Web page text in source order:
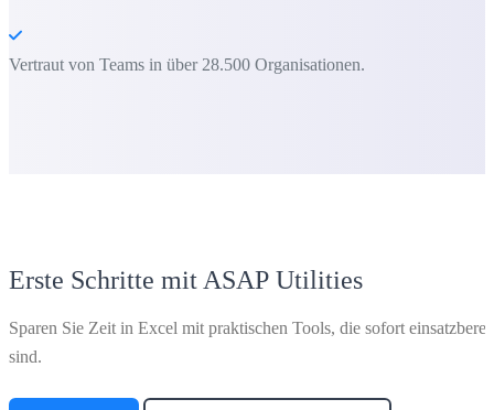
Vertraut von Teams in über 28.500 Organisationen.
Erste Schritte mit ASAP Utilities
Sparen Sie Zeit in Excel mit praktischen Tools, die sofort einsatzbereit
sind.